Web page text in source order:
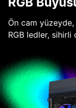
Ön cam yüzeyde,
RGB ledler,